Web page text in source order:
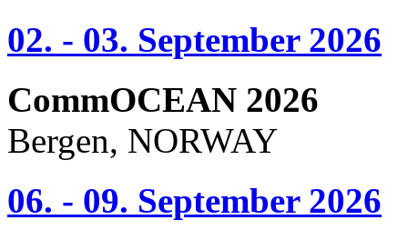
02. - 03. September 2026
CommOCEAN 2026
Bergen, NORWAY
06. - 09. September 2026